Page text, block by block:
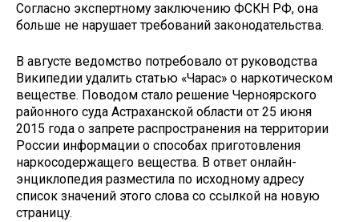
Согласно экспертному заключению ФСКН РФ, она
больше не нарушает требований законодательства.
В августе ведомство потребовало от руководства
Википедии удалить статью «Чарас» о наркотическом
веществе. Поводом стало решение Черноярского
районного суда Астраханской области от 25 июня
2015 года о запрете распространения на территории
России информации о способах приготовления
наркосодержащего вещества. В ответ онлайн-
энциклопедия разместила по исходному адресу
список значений этого слова со ссылкой на новую
страницу.